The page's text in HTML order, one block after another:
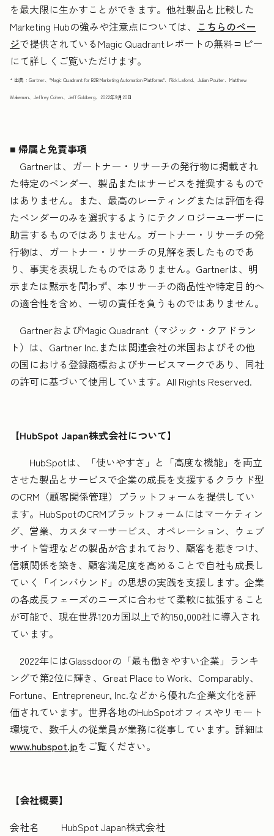
を最大限に生かすことができます。他社製品と比較した
Marketing Hubの強みや注意点については、 こちらのペー
ジで提供されているMagic Quadrantレポートの無料コピー
にて詳しくご覧いただけます。
* 出典：Gartner、"Magic Quadrant for B2B Marketing AutomationPlatforms"、Rick Lafond、Julian Poulter、Matthew
Wakeman、Jeffrey Cohen、Jeff Goldberg、2022年9月20日
■ 帰属と免責事項
Gartnerは、ガートナー・リサーチの発行物に掲載され
た特定のベンダー、製品またはサービスを推奨するもので
はありません。また、最高のレーティングまたは評価を得
たベンダーのみを選択するようにテクノロジーユーザーに
助言するものではありません。ガートナー・リサーチの発
行物は、ガートナー・リサーチの見解を表したものであ
り、事実を表現したものではありません。Gartnerは、明
示または黙示を問わず、本リサーチの商品性や特定目的へ
の適合性を含め、一切の責任を負うものではありません。
GartnerおよびMagic Quadrant（マジック・クアドラン
ト）は、Gartner Inc.または関連会社の米国およびその他
の国における登録商標およびサービスマークであり、同社
の許可に基づいて使用しています。All Rights Reserved.
【HubSpot Japan株式会社について】
HubSpotは、「使いやすさ」と「高度な機能」を両立
させた製品とサービスで企業の成長を支援するクラウド型
のCRM（顧客関係管理）プラットフォームを提供してい
ます。HubSpotのCRMプラットフォームにはマーケティン
グ、営業、カスタマーサービス、オペレーション、ウェブ
サイト管理などの製品が含まれており、顧客を惹きつけ、
信頼関係を築き、顧客満足度を高めることで自社も成長し
ていく「インバウンド」の思想の実践を支援します。企業
の各成長フェーズのニーズに合わせて柔軟に拡張すること
が可能で、現在世界120カ国以上で約150,000社に導入され
ています。
2022年にはGlassdoorの「最も働きやすい企業」ランキ
ングで第2位に輝き、Great Place to Work、Comparably、
Fortune、Entrepreneur, Inc.などから優れた企業文化を評
価されています。世界各地のHubSpotオフィスやリモート
環境で、数千人の従業員が業務に従事しています。詳細は
www.hubspot.jpをご覧ください。
【会社概要】
会社名 HubSpot Japan株式会社